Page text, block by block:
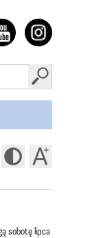
sobotę lipca